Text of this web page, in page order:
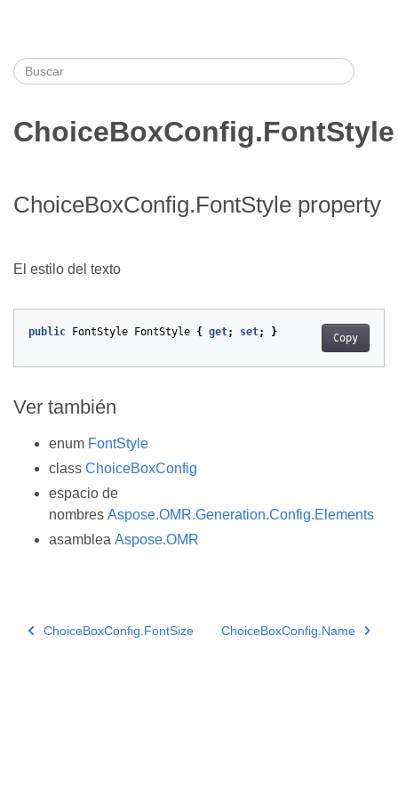
ChoiceBoxConfig.FontStyle
ChoiceBoxConfig.FontStyle property
El estilo del texto
Copy
public FontStyle FontStyle { get; set; }
Ver también
enum FontStyle
class ChoiceBoxConfig
espacio de
nombres Aspose.OMR.Generation.Config.Elements
asamblea Aspose.OMR
ChoiceBoxConfig.FontSize ChoiceBoxConfig.Name